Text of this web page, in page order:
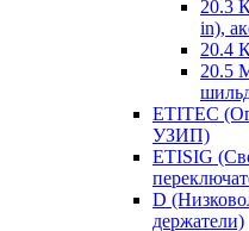
20.3
in),
20.4
20.5
ETITEC
УЗИП)
ETISIG
D
держатели)